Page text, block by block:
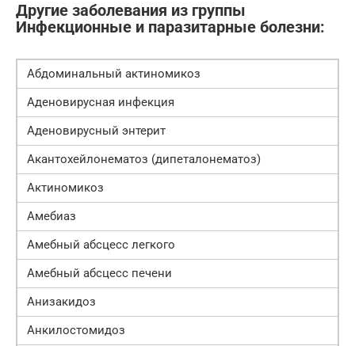
Другие заболевания из группы
Инфекционные и паразитарные болезни:
Абдоминальный актиномикоз
Аденовирусная инфекция
Аденовирусный энтерит
Акантохейлонематоз (дипеталонематоз)
Актиномикоз
Амебиаз
Амебный абсцесс легкого
Амебный абсцесс печени
Анизакидоз
Анкилостомидоз